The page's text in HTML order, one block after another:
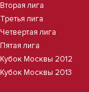
Вторая лига
Третья лига
Четвертая лига
Пятая лига
Кубок Москвы 2012
Кубок Москвы 2013